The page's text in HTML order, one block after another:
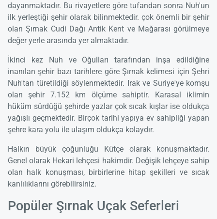
dayanmaktadır. Bu rivayetlere göre tufandan sonra Nuh'un
ilk yerleştiği şehir olarak bilinmektedir. çok önemli bir şehir
olan Şırnak Cudi Dağı Antik Kent ve Mağarası görülmeye
değer yerle arasında yer almaktadır.
İkinci kez Nuh ve Oğulları tarafından inşa edildiğine
inanılan şehir bazı tarihlere göre Şırnak kelimesi için Şehri
Nuh'tan türetildiği söylenmektedir. Irak ve Suriye'ye komşu
olan şehir 7.152 km ölçüme sahiptir. Karasal iklimin
hüküm sürdüğü şehirde yazlar çok sıcak kışlar ise oldukça
yağışlı geçmektedir. Birçok tarihi yapıya ev sahipliği yapan
şehre kara yolu ile ulaşım oldukça kolaydır.
Halkın büyük çoğunluğu Kütçe olarak konuşmaktadır.
Genel olarak Hekari lehçesi hakimdir. Değişik lehçeye sahip
olan halk konuşması, birbirlerine hitap şekilleri ve sıcak
kanlılıklarını görebilirsiniz.
Popüler Şırnak Uçak Seferleri